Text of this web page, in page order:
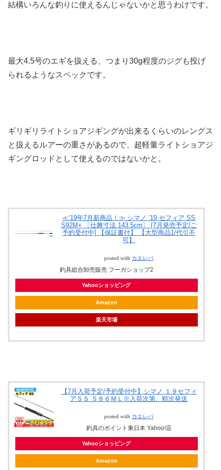
結構いろんな釣りに使えるんじゃないかと思うわけです。
最大4.5号のエギを扱える、つまり30g程度のジグも投げ
られるようなスペックです。
ギリギリライトショアジギングが出来るくらいのレングス
と扱えるルアーの重さがあるので、超軽量ライトショアジ
ギングロッドとして使えるのではないかと。
≪’19年7月新商品！≫ シマノ ’19 セフィア SS
S92M+ 〔仕舞寸法 143.5cm〕 [7月発売予定/ご
予約受付中] 【保証書付】 【大型商品1/代引不
可】
posted with カエレバ
釣具総合卸売販売 フーガショップ2
Yahooショッピング
Amazon
楽天市場
【7月入荷予定/予約受付中】シマノ １９セフィ
アＳＳ Ｓ８６ＭＬ※入荷次第、順次発送
posted with カエレバ
釣具のポイント東日本 Yahoo!店
Yahooショッピング
Amazon